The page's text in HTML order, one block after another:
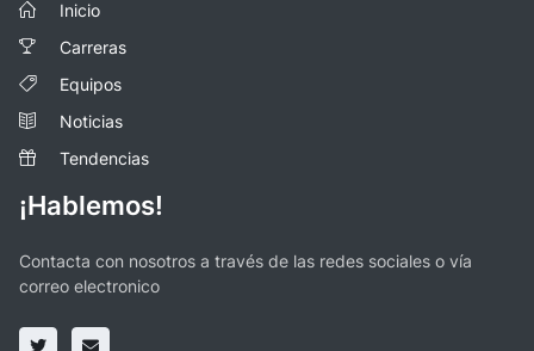
Inicio
Carreras
Equipos
Noticias
Tendencias
¡Hablemos!
Contacta con nosotros a través de las redes sociales o vía
correo electronico